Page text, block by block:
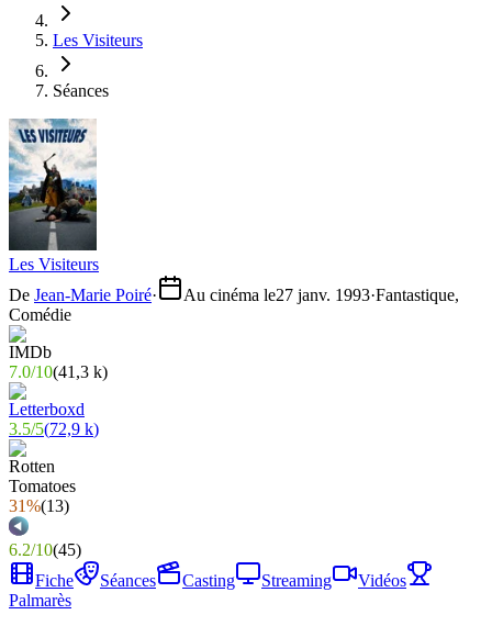
Les Visiteurs
Séances
Les Visiteurs
De Jean-Marie Poiré· Au cinéma le27 janv. 1993·Fantastique,
Comédie
7.0/10(41,3 k)
3.5/5(72,9 k)
31%(13)
6.2/10(45)
Fiche
Séances Casting Streaming
Vidéos
Palmarès